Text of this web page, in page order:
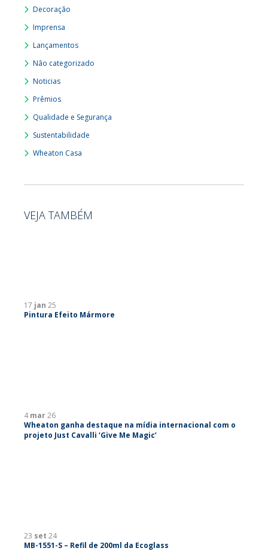
Decoração
Imprensa
Lançamentos
Não categorizado
Noticias
Prêmios
Qualidade e Segurança
Sustentabilidade
Wheaton Casa
VEJA TAMBÉM
17 jan 25
Pintura Efeito Mármore
4mar26
Wheaton ganha destaque na mídia internacional com o
projeto Just Cavalli ‘Give Me Magic’
23 set 24
MB-1551-S – Refil de 200ml da Ecoglass